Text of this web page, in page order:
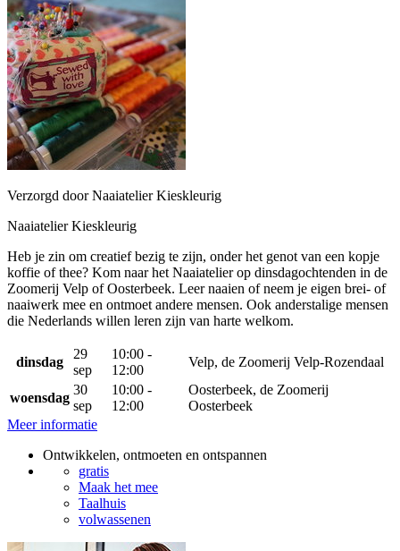
Verzorgd door Naaiatelier Kieskleurig
Naaiatelier Kieskleurig
Heb je zin om creatief bezig te zijn, onder het genot van een kopje
koffie of thee? Kom naar het Naaiatelier op dinsdagochtenden in de
Zoomerij Velp of Oosterbeek. Leer naaien of neem je eigen brei- of
naaiwerk mee en ontmoet andere mensen. Ook anderstalige mensen
die Nederlands willen leren zijn van harte welkom.
dinsdag
29
sep
10:00 -
12:00
Velp, de Zoomerij Velp-Rozendaal
woensdag
30
sep
10:00 -
12:00
Oosterbeek, de Zoomerij
Oosterbeek
Meer informatie
Ontwikkelen, ontmoeten en ontspannen
gratis
Maak het mee
Taalhuis
volwassenen